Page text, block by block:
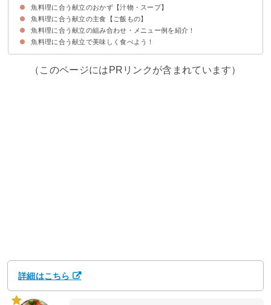
①鶏の唐揚げ
②焼き鳥
③野菜の肉巻き
④豚肉と春雨の黒酢炒め
⑤じゃがいもと豚肉の甘辛煮
⑥和風麻婆豆腐
魚料理に合う献立のおかず【汁物・スープ】
①ほうれん草入りのかきたま汁
②豚汁
③エビ入りのトマトスープ
④鶏とごぼうのつみれ汁
⑤すまし汁
魚料理に合う献立の主食【ご飯もの】
①トマト味の炊き込みご飯
②焼き鳥丼
③お茶風味の炊き込みご飯
④塩おにぎり
⑤五目ちらし
⑥牡蠣ご飯
魚料理に合う献立の組み合わせ・メニュー例を紹介！
献立メニュー例①
献立メニュー例②
献立メニュー例③
魚料理に合う献立で美味しく食べよう！
（このページにはPRリンクが含まれています）
詳細はこちら